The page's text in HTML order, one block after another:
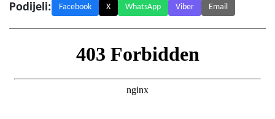
Podijeli: Facebook X WhatsApp Viber Email